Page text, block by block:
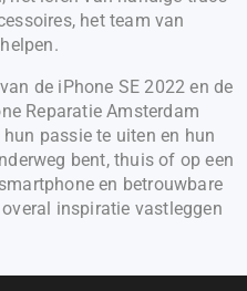
het team van
de iPhone SE 2022 en de
Reparatie Amsterdam
passie te uiten en hun
bent, thuis of op een
en betrouwbare
inspiratie vastleggen